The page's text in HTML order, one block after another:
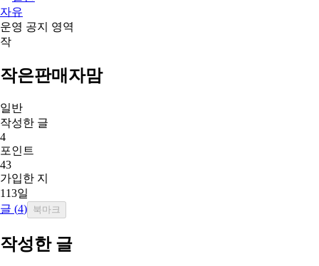
자유
운영 공지 영역
작
작은판매자맘
일반
작성한 글
4
포인트
43
가입한 지
113일
글 (4) 북마크
작성한 글